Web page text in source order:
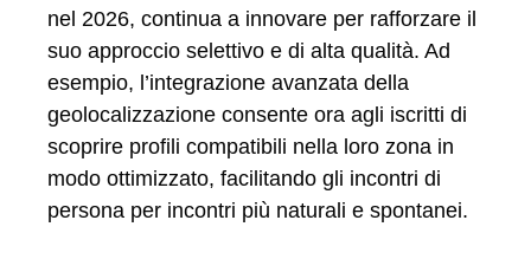
nel 2026, continua a innovare per rafforzare il
suo approccio selettivo e di alta qualità. Ad
esempio, l’integrazione avanzata della
geolocalizzazione consente ora agli iscritti di
scoprire profili compatibili nella loro zona in
modo ottimizzato, facilitando gli incontri di
persona per incontri più naturali e spontanei.